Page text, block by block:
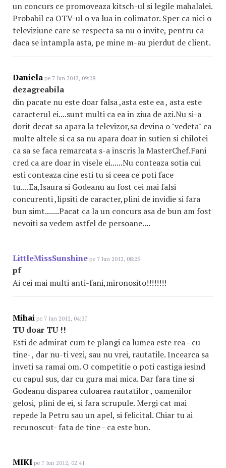
un concurs ce promoveaza kitsch-ul si legile mahalalei.
Probabil ca OTV-ul o va lua in colimator. Sper ca nici o
televiziune care se respecta sa nu o invite, pentru ca
daca se intampla asta, pe mine m-au pierdut de client.
Daniela pe 7 Iun 2012, 09:28
dezagreabila
din pacate nu este doar falsa ,asta este ea , asta este
caracterul ei....sunt multi ca ea in ziua de azi.Nu si-a
dorit decat sa apara la televizor,sa devina o "vedeta" ca
multe altele si ca sa nu apara doar in sutien si chilotei
ca sa se faca remarcata s-a inscris la MasterChef.Fani
cred ca are doar in visele ei......Nu conteaza sotia cui
esti conteaza cine esti tu si ceea ce poti face
tu....Ea,Isaura si Godeanu au fost cei mai falsi
concurenti ,lipsiti de caracter,plini de invidie si fara
bun simt.......Pacat ca la un concurs asa de bun am fost
nevoiti sa vedem astfel de persoane....
LittleMissSunshine pe 7 Iun 2012, 08:25
pf
Ai cei mai multi anti-fani,mironosito!!!!!!!!
Mihai pe 7 Iun 2012, 04:37
TU doar TU !!
Esti de admirat cum te plangi ca lumea este rea - cu
tine- , dar nu-ti vezi, sau nu vrei, rautatile. Incearca sa
inveti sa ramai om. O competitie o poti castiga iesind
cu capul sus, dar cu gura mai mica. Dar fara tine si
Godeanu disparea culoarea rautatilor , oamenilor
gelosi, plini de ei, si fara scrupule. Mergi cat mai
repede la Petru sau un apel, si felicital. Chiar tu ai
recunoscut- fata de tine - ca este bun.
MIKI pe 7 Iun 2012, 02:41